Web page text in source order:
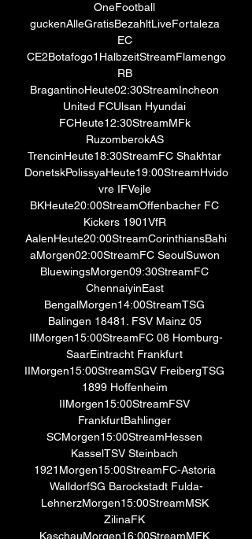
OneFootball
guckenAlleGratisBezahltLiveFortaleza
EC
CE2Botafogo1HalbzeitStreamFlamengo
RB
BragantinoHeute02:30StreamIncheon
United FCUlsan Hyundai
FCHeute12:30StreamMFk
RuzomberokAS
TrencinHeute18:30StreamFC Shakhtar
DonetskPolissyaHeute19:00StreamHvido
vre IFVejle
BKHeute20:00StreamOffenbacher FC
Kickers 1901VfR
AalenHeute20:00StreamCorinthiansBahi
aMorgen02:00StreamFC SeoulSuwon
BluewingsMorgen09:30StreamFC
ChennaiyinEast
BengalMorgen14:00StreamTSG
Balingen 18481. FSV Mainz 05
IIMorgen15:00StreamFC 08 Homburg-
SaarEintracht Frankfurt
IIMorgen15:00StreamSGV FreibergTSG
1899 Hoffenheim
IIMorgen15:00StreamFSV
FrankfurtBahlinger
SCMorgen15:00StreamHessen
KasselTSV Steinbach
1921Morgen15:00StreamFC-Astoria
WalldorfSG Barockstadt Fulda-
LehnerzMorgen15:00StreamMSK
ZilinaFK
KaschauMorgen16:00StreamMFK